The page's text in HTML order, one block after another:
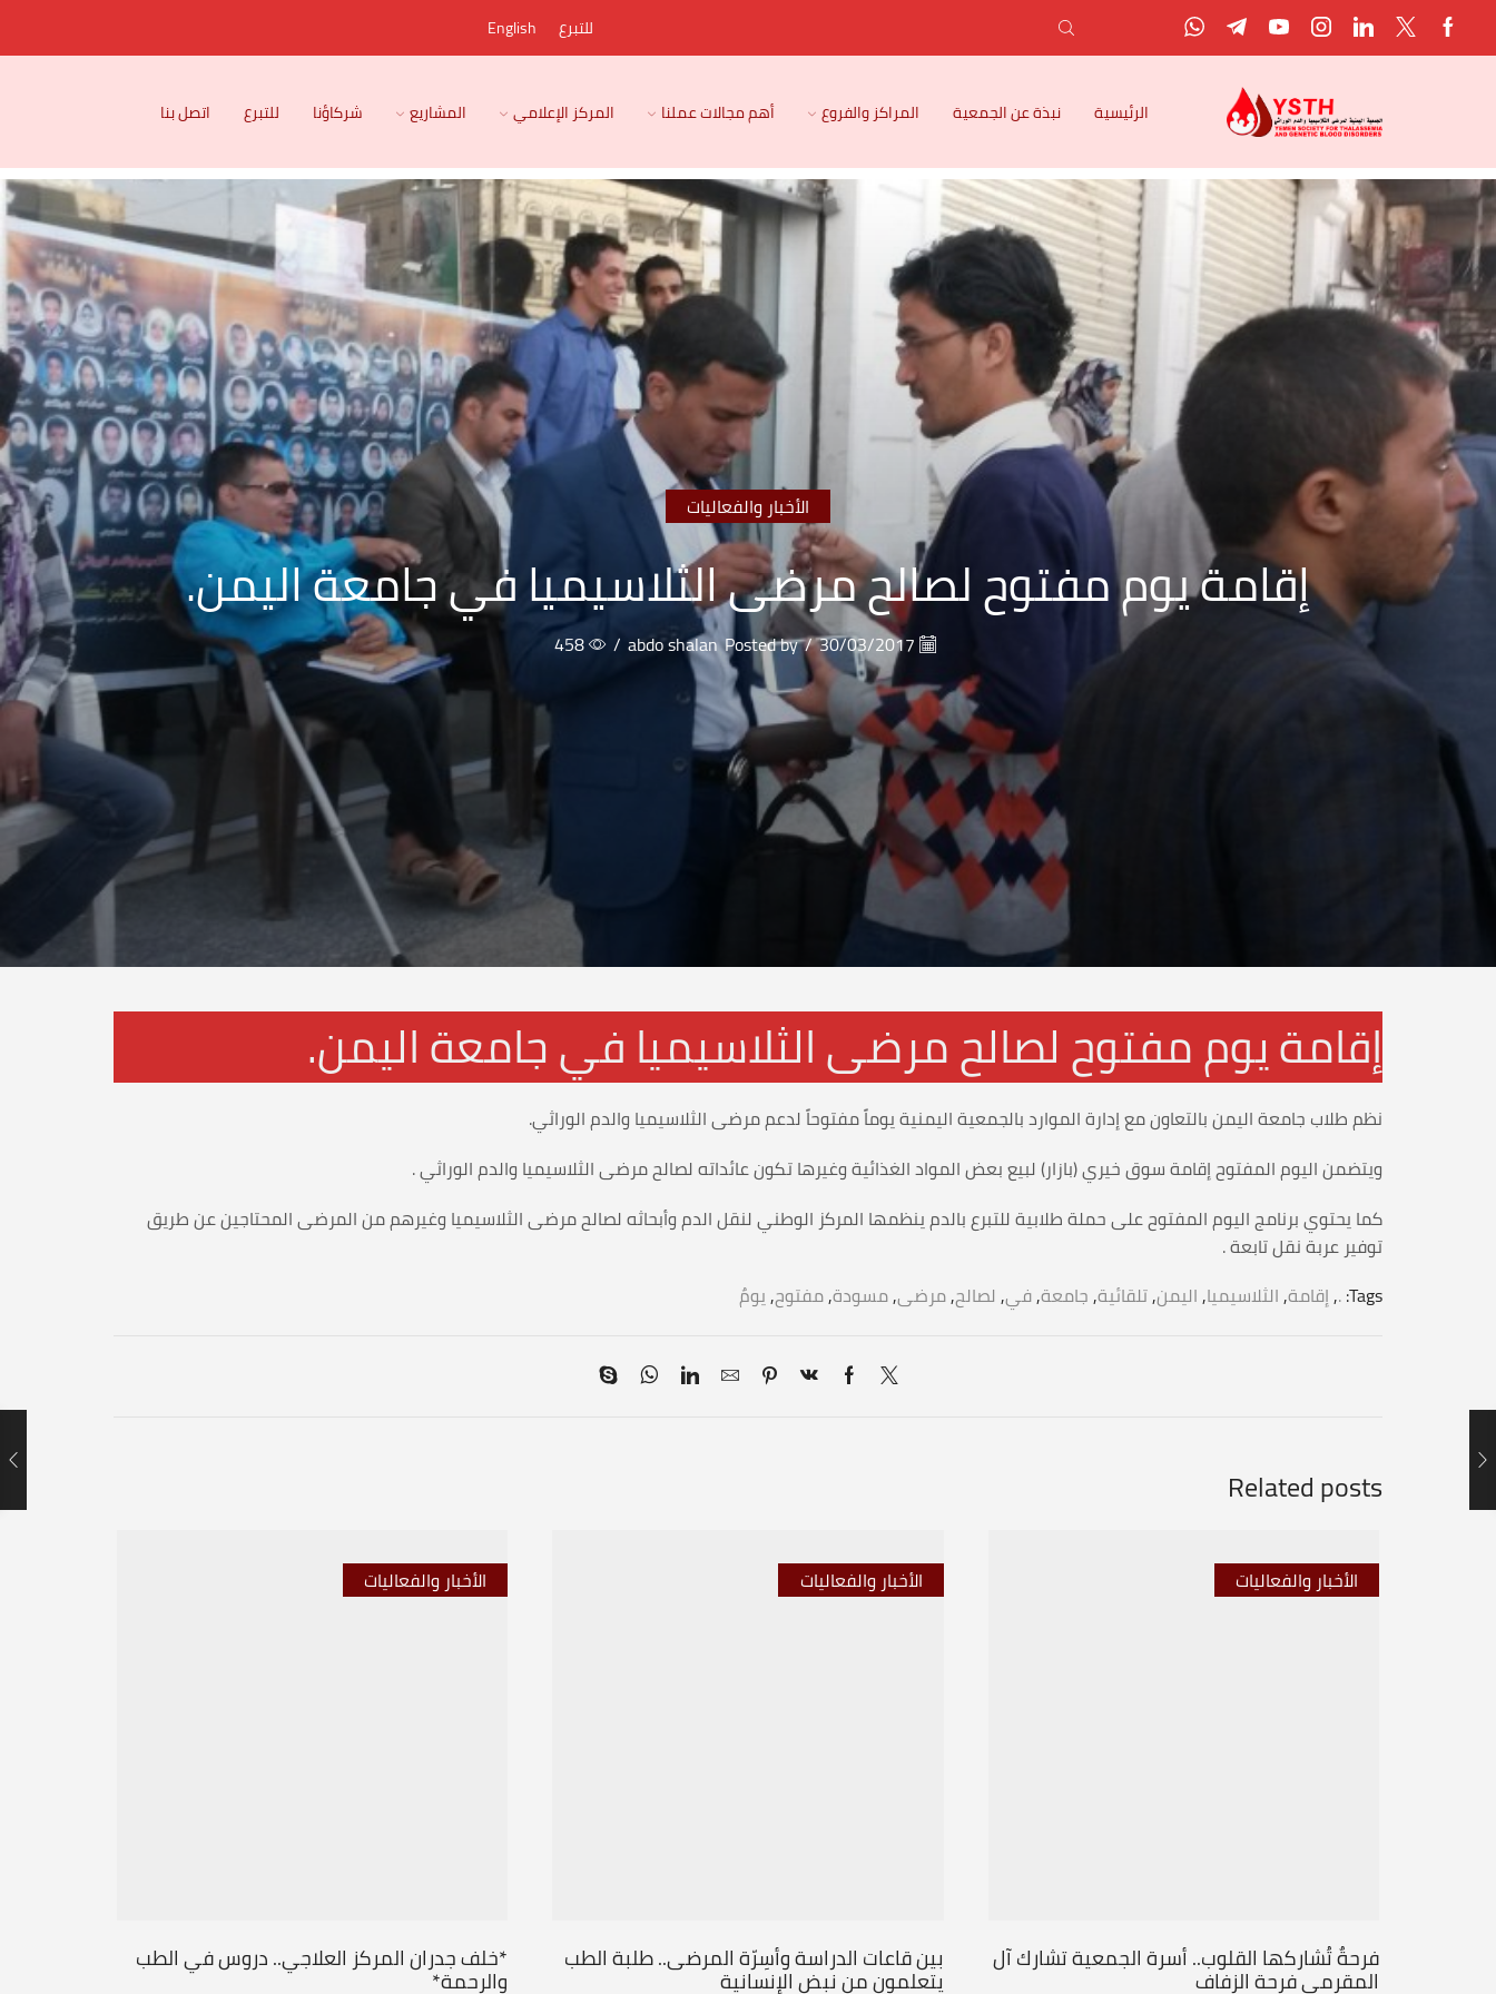
للتبرع English
الرئيسية نبذة عن الجمعية المراكز والفروع أهم مجالات عملنا المركز الإعلامي المشاريع شركاؤنا للتبرع اتصل بنا
الأخبار والفعاليات
إقامة يوم مفتوح لصالح مرضى الثلاسيميا في جامعة اليمن.
/
Posted by
abdo shalan
/
458
إقامة يوم مفتوح لصالح مرضى الثلاسيميا في جامعة اليمن.
نظم طلاب جامعة اليمن بالتعاون مع إدارة الموارد بالجمعية اليمنية يوماً مفتوحاً لدعم مرضى الثلاسيميا والدم الوراثي.
ويتضمن اليوم المفتوح إقامة سوق خيري (بازار) لبيع بعض المواد الغذائية وغيرها تكون عائداته لصالح مرضى الثلاسيميا والدم الوراثي .
كما يحتوي برنامج اليوم المفتوح على حملة طلابية للتبرع بالدم ينظمها المركز الوطني لنقل الدم وأبحاثه لصالح مرضى الثلاسيميا وغيرهم من المرضى المحتاجين عن طريق
توفير عربة نقل تابعة .
Tags:
.
,إقامة,الثلاسيميا,اليمن,تلقائية,جامعة,في, لصالح,مرضى,مسودة,مفتوح,يومٌ
Related posts
الأخبار والفعاليات
فرحةٌ تُشاركها القلوب.. أسرة الجمعية تشارك آل
المقرمي فرحة الزفاف
الأخبار والفعاليات
بين قاعات الدراسة وأسِرّة المرضى.. طلبة الطب
يتعلمون من نبض الإنسانية
الأخبار والفعاليات
*خلف جدران المركز العلاجي.. دروس في الطب
والرحمة*